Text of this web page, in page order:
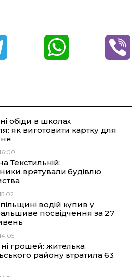
e
r
a
m
t
A
обіди в школах
як виготовити картку для
Текстильній:
врятували будівлю
водій купив у
посвідчення за 27
ні грошей: жителька
району втратила 63